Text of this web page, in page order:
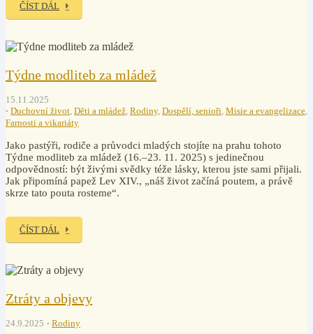
ČÍST DÁL
Týdne modliteb za mládež
15.11.2025
Duchovní život, Děti a mládež, Rodiny, Dospělí, senioři, Misie a evangelizace,
Farnosti a vikariáty
Jako pastýři, rodiče a průvodci mladých stojíte na prahu tohoto
Týdne modliteb za mládež (16.–23. 11. 2025) s jedinečnou
odpovědností: být živými svědky téže lásky, kterou jste sami přijali.
Jak připomíná papež Lev XIV., „náš život začíná poutem, a právě
skrze tato pouta rosteme“.
ČÍST DÁL
Ztráty a objevy
24.9.2025 Rodiny